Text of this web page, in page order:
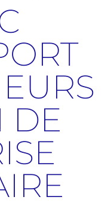
DE